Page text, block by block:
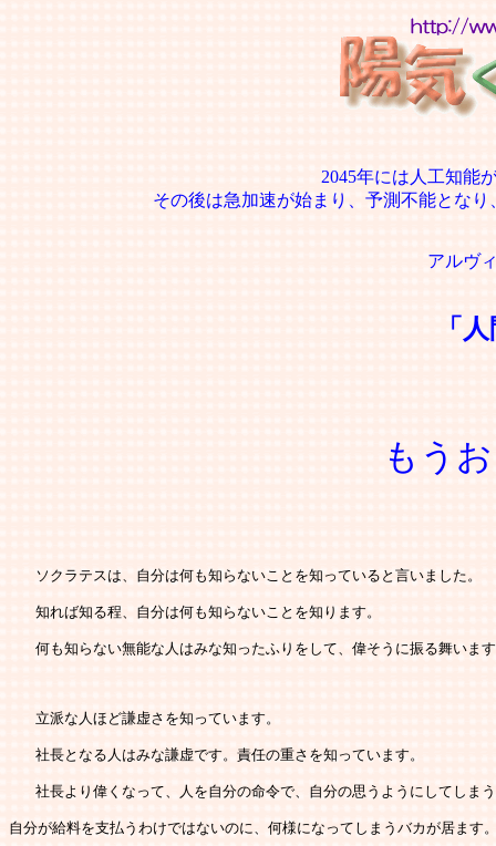
2045年には人工知能
その後は急加速が始まり、予測不能とな
アルヴ
「
もう
ソクラテスは、自分は何も知らないことを知っていると言いました。
知れば知る程、自分は何も知らないことを知ります。
何も知らない無能な人はみな知ったふりをして、偉そうに振る舞いま
立派な人ほど謙虚さを知っています。
社長となる人はみな謙虚です。責任の重さを知っています。
社長より偉くなって、人を自分の命令で、自分の思うようにしてしま
自分が給料を支払うわけではないのに、何様になってしまうバカが居ます